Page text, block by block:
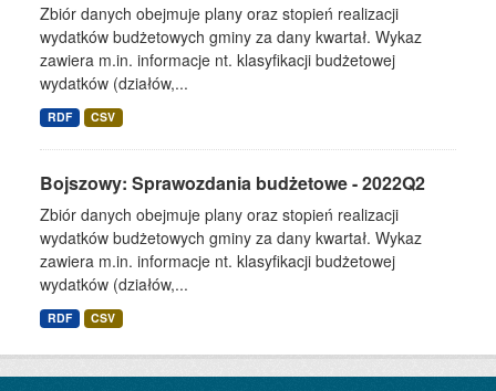
Zbiór danych obejmuje plany oraz stopień realizacji
wydatków budżetowych gminy za dany kwartał. Wykaz
zawiera m.in. informacje nt. klasyfikacji budżetowej
wydatków (działów,...
RDF CSV
Bojszowy: Sprawozdania budżetowe - 2022Q2
Zbiór danych obejmuje plany oraz stopień realizacji
wydatków budżetowych gminy za dany kwartał. Wykaz
zawiera m.in. informacje nt. klasyfikacji budżetowej
wydatków (działów,...
RDF CSV